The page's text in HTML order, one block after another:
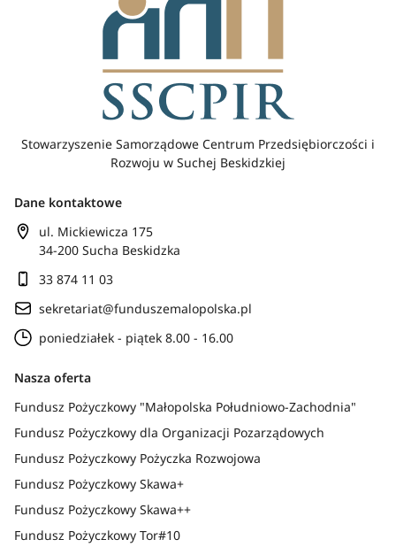
Stowarzyszenie Samorządowe Centrum Przedsiębiorczości i
Rozwoju w Suchej Beskidzkiej
Dane kontaktowe
ul. Mickiewicza 175
34-200 Sucha Beskidzka
33 874 11 03
sekretariat@funduszemalopolska.pl
poniedziałek - piątek 8.00 - 16.00
Nasza oferta
Fundusz Pożyczkowy "Małopolska Południowo-Zachodnia"
Fundusz Pożyczkowy dla Organizacji Pozarządowych
Fundusz Pożyczkowy Pożyczka Rozwojowa
Fundusz Pożyczkowy Skawa+
Fundusz Pożyczkowy Skawa++
Fundusz Pożyczkowy Tor#10